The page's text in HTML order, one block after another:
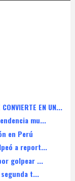
EN UN...
mu...
en Perú
a report...
golpear ...
t...